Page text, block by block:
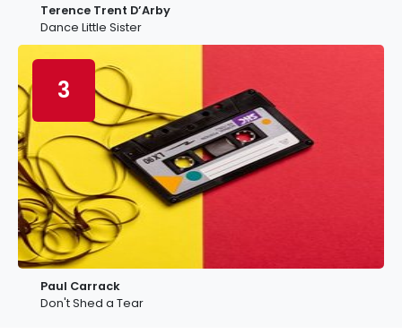
Terence Trent D’Arby
Dance Little Sister
3
Paul Carrack
Don't Shed a Tear